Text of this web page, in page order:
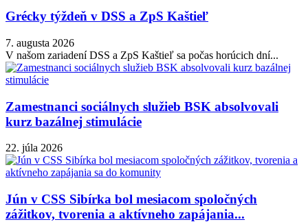
Grécky týždeň v DSS a ZpS Kaštieľ
7. augusta 2026
V našom zariadení DSS a ZpS Kaštieľ sa počas horúcich dní...
Zamestnanci sociálnych služieb BSK absolvovali
kurz bazálnej stimulácie
22. júla 2026
Jún v CSS Sibírka bol mesiacom spoločných
zážitkov, tvorenia a aktívneho zapájania...